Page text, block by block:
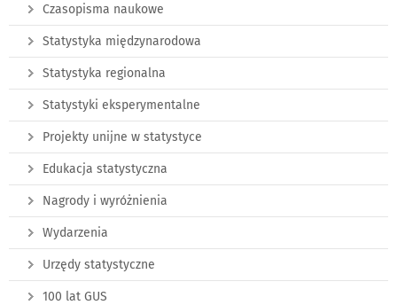
Czasopisma naukowe
Statystyka międzynarodowa
Statystyka regionalna
Statystyki eksperymentalne
Projekty unijne w statystyce
Edukacja statystyczna
Nagrody i wyróżnienia
Wydarzenia
Urzędy statystyczne
100 lat GUS